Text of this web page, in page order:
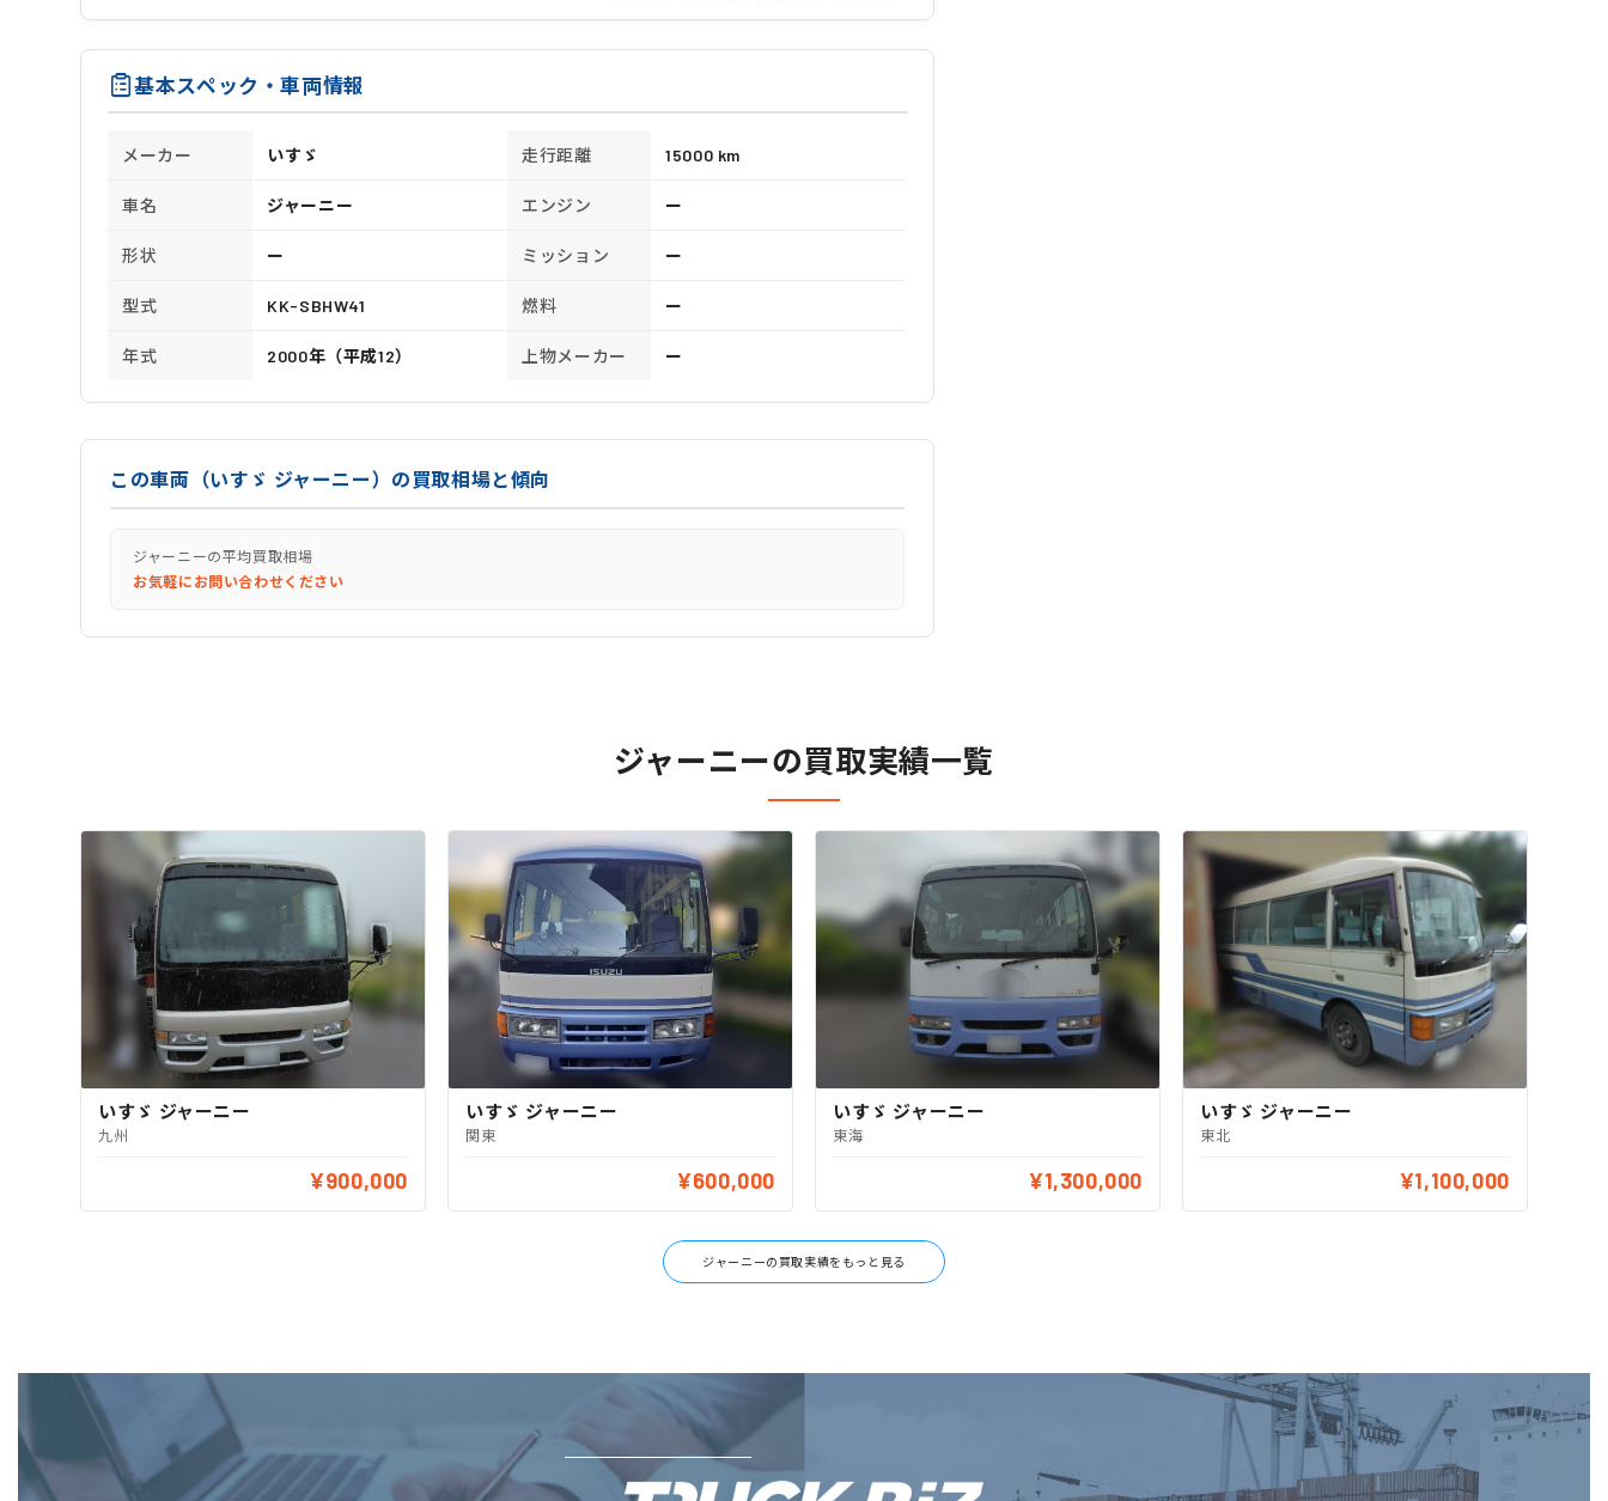
基本スペック・車両情報
メーカー いすゞ 走行距離 15000 km
車名 ジャーニー エンジン ー
形状 ー ミッション ー
型式 KK-SBHW41 燃料 ー
年式 2000年（平成12） 上物メーカー ー
この車両（いすゞ ジャーニー）の買取相場と傾向
ジャーニーの平均買取相場
お気軽にお問い合わせください
ジャーニーの買取実績一覧
いすゞ ジャーニー
九州
¥900,000
いすゞ ジャーニー
関東
¥600,000
いすゞ ジャーニー
東海
¥1,300,000
いすゞ ジャーニー
東北
¥1,100,000
ジャーニーの買取実績をもっと見る